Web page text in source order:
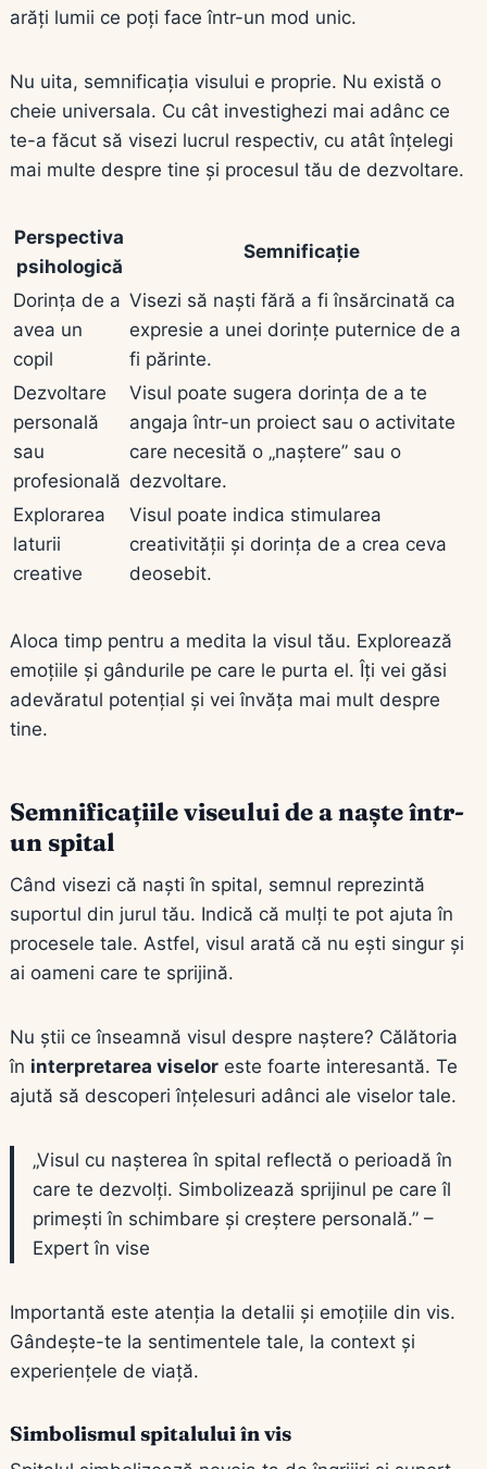
arăți lumii ce poți face într-un mod unic.
Nu uita, semnificația visului e proprie. Nu există o
cheie universala. Cu cât investighezi mai adânc ce
te-a făcut să visezi lucrul respectiv, cu atât înțelegi
mai multe despre tine și procesul tău de dezvoltare.
Perspectiva
psihologică
Semnificație
Dorința de a
avea un
copil
Visezi să naști fără a fi însărcinată ca
expresie a unei dorințe puternice de a
fi părinte.
Dezvoltare
personală
sau
profesională
Visul poate sugera dorința de a te
angaja într-un proiect sau o activitate
care necesită o „naștere” sau o
dezvoltare.
Explorarea
laturii
creative
Visul poate indica stimularea
creativității și dorința de a crea ceva
deosebit.
Aloca timp pentru a medita la visul tău. Explorează
emoțiile și gândurile pe care le purta el. Îți vei găsi
adevăratul potențial și vei învăța mai mult despre
tine.
Semnificațiile viseului de a naște într-
un spital
Când visezi că naști în spital, semnul reprezintă
suportul din jurul tău. Indică că mulți te pot ajuta în
procesele tale. Astfel, visul arată că nu ești singur și
ai oameni care te sprijină.
Nu știi ce înseamnă visul despre naștere? Călătoria
în interpretarea viselor este foarte interesantă. Te
ajută să descoperi înțelesuri adânci ale viselor tale.
„Visul cu nașterea în spital reflectă o perioadă în
care te dezvolți. Simbolizează sprijinul pe care îl
primești în schimbare și creștere personală.” –
Expert în vise
Importantă este atenția la detalii și emoțiile din vis.
Gândește-te la sentimentele tale, la context și
experiențele de viață.
Simbolismul spitalului în vis